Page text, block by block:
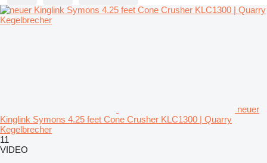
neuer
Kinglink Symons 4.25 feet Cone Crusher KLC1300 | Quarry
Kegelbrecher
11
VIDEO